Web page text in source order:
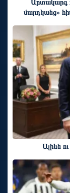
Արտակարգ
մարդկանց»
Ալիևն